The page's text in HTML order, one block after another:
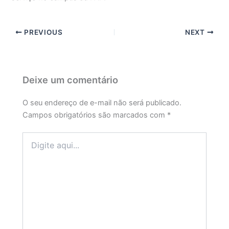
PREVIOUS NEXT
Deixe um comentário
O seu endereço de e-mail não será publicado.
Campos obrigatórios são marcados com *
aqui...